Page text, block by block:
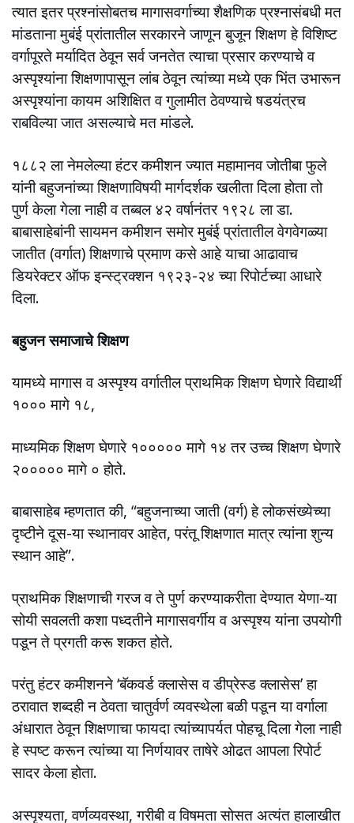
त्यात इतर प्रश्नांसोबतच मागासवर्गाच्या शैक्षणिक प्रश्नासंबधी मत
मांडताना मुबंई प्रांतातील सरकारने जाणून बुजून शिक्षण हे विशिष्ट
वर्गापूरते मर्यादित ठेवून सर्व जनतेत त्याचा प्रसार करण्याचे व
अस्पृश्यांना शिक्षणापासून लांब ठेवून त्यांच्या मध्ये एक भिंत उभारून
अस्पृश्यांना कायम अशिक्षित व गुलामीत ठेवण्याचे षडयंत्रच
राबविल्या जात असल्याचे मत मांडले.
१८८२ ला नेमलेल्या हंटर कमीशन ज्यात महामानव जोतीबा फुले
यांनी बहुजनांच्या शिक्षणाविषयी मार्गदर्शक खलीता दिला होता तो
पुर्ण केला गेला नाही व तब्बल ४२ वर्षानंतर १९२८ ला डा.
बाबासाहेबांनी सायमन कमीशन समोर मुबंई प्रांतातील वेगवेगळ्या
जातीत (वर्गात) शिक्षणाचे प्रमाण कसे आहे याचा आढावाच
डियरेक्टर ऑफ इन्स्ट्रक्शन १९२३-२४ च्या रिपोर्टच्या आधारे
दिला.
बहुजन समाजाचे शिक्षण
यामध्ये मागास व अस्पृश्य वर्गातील प्राथमिक शिक्षण घेणारे विद्यार्थी
१००० मागे १८,
माध्यमिक शिक्षण घेणारे १००००० मागे १४ तर उच्च शिक्षण घेणारे
२००००० मागे ० होते.
बाबासाहेब म्हणतात की, “बहुजनाच्या जाती (वर्ग) हे लोकसंख्येच्या
दृष्टीने दूस-या स्थानावर आहेत, परंतू शिक्षणात मात्र त्यांना शुन्य
स्थान आहे”.
प्राथमिक शिक्षणाची गरज व ते पुर्ण करण्याकरीता देण्यात येणा-या
सोयी सवलती कशा पध्दतीने मागासवर्गीय व अस्पृश्य यांना उपयोगी
पडून ते प्रगती करू शकत होते.
परंतु हंटर कमीशनने ‘बॅकवर्ड क्लासेस व डीप्रेस्ड क्लासेस’ हा
ठरावात शब्दही न ठेवता चातुर्वर्ण व्यवस्थेला बळी पडून या वर्गाला
अंधारात ठेवून शिक्षणाचा फायदा त्यांच्यापर्यत पोहचू दिला गेला नाही
हे स्पष्ट करून त्यांच्या या निर्णयावर ताषेरे ओढत आपला रिपोर्ट
सादर केला होता.
अस्पृश्यता, वर्णव्यवस्था, गरीबी व विषमता सोसत अत्यंत हालाखीत